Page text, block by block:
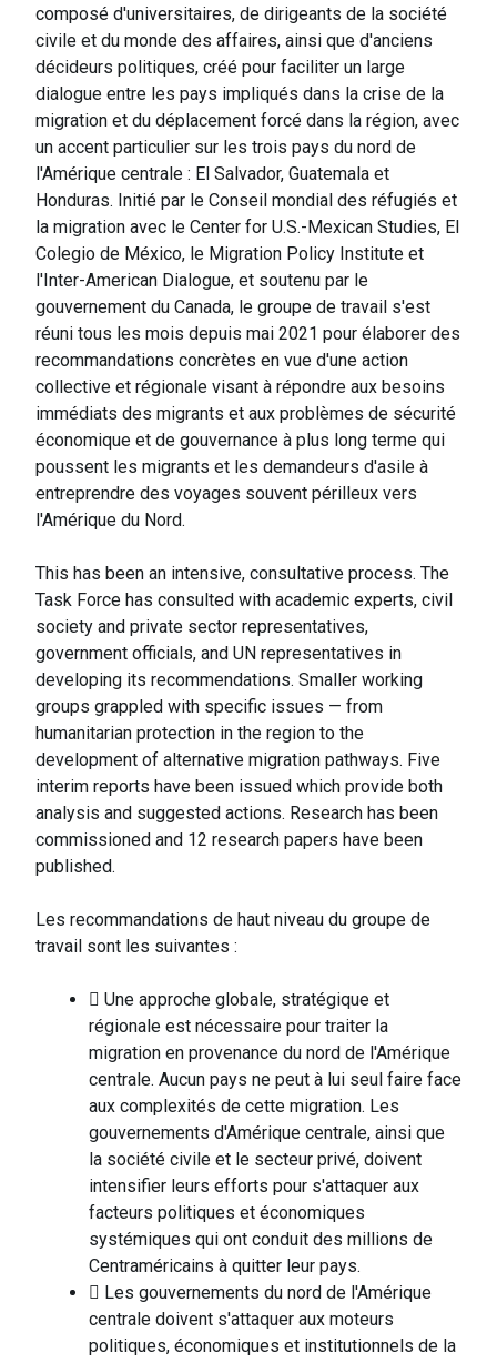
composé d'universitaires, de dirigeants de la société
civile et du monde des affaires, ainsi que d'anciens
décideurs politiques, créé pour faciliter un large
dialogue entre les pays impliqués dans la crise de la
migration et du déplacement forcé dans la région, avec
un accent particulier sur les trois pays du nord de
l'Amérique centrale : El Salvador, Guatemala et
Honduras. Initié par le Conseil mondial des réfugiés et
la migration avec le Center for U.S.-Mexican Studies, El
Colegio de México, le Migration Policy Institute et
l'Inter-American Dialogue, et soutenu par le
gouvernement du Canada, le groupe de travail s'est
réuni tous les mois depuis mai 2021 pour élaborer des
recommandations concrètes en vue d'une action
collective et régionale visant à répondre aux besoins
immédiats des migrants et aux problèmes de sécurité
économique et de gouvernance à plus long terme qui
poussent les migrants et les demandeurs d'asile à
entreprendre des voyages souvent périlleux vers
l'Amérique du Nord.
This has been an intensive, consultative process. The
Task Force has consulted with academic experts, civil
society and private sector representatives,
government officials, and UN representatives in
developing its recommendations. Smaller working
groups grappled with specific issues — from
humanitarian protection in the region to the
development of alternative migration pathways. Five
interim reports have been issued which provide both
analysis and suggested actions. Research has been
commissioned and 12 research papers have been
published.
Les recommandations de haut niveau du groupe de
travail sont les suivantes :
 Une approche globale, stratégique et
régionale est nécessaire pour traiter la
migration en provenance du nord de l'Amérique
centrale. Aucun pays ne peut à lui seul faire face
aux complexités de cette migration. Les
gouvernements d'Amérique centrale, ainsi que
la société civile et le secteur privé, doivent
intensifier leurs efforts pour s'attaquer aux
facteurs politiques et économiques
systémiques qui ont conduit des millions de
Centraméricains à quitter leur pays.
 Les gouvernements du nord de l'Amérique
centrale doivent s'attaquer aux moteurs
politiques, économiques et institutionnels de la